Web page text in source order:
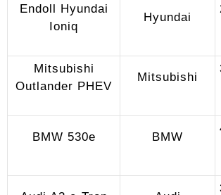
Endoll Hyundai
Ioniq
Hyundai
Mitsubishi
Outlander PHEV
Mitsubishi
BMW 530e BMW